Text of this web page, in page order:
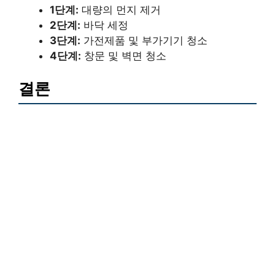
1단계: 대량의 먼지 제거
2단계: 바닥 세정
3단계: 가전제품 및 부가기기 청소
4단계: 창문 및 벽면 청소
결론